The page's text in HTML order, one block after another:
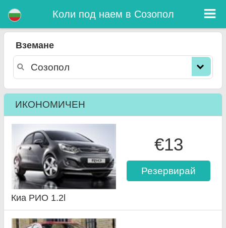
Коли под наем в Созопол
Вземане
ИКОНОМИЧЕН
€13
Резервирай
Киа РИО 1.2l